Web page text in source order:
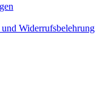
Widerrufsbelehrung